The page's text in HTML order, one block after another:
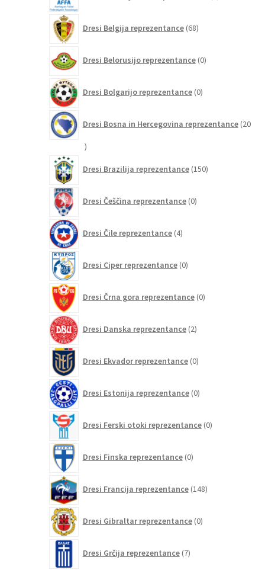
Dresi Belgija reprezentance 68izdelkov
Dresi Belorusijo reprezentance 0izdelkov
Dresi Bolgarijo reprezentance 0izdelkov
Dresi Bosna in Hercegovina reprezentance 20
20
Dresi Brazilija reprezentance 150izdelkov
Dresi Češčina reprezentance 0izdelkov
Dresi Čile reprezentance 4izdelki
Dresi Ciper reprezentance 0izdelkov
Dresi Črna gora reprezentance 0izdelkov
Dresi Danska reprezentance 2izdelka
Dresi Ekvador reprezentance 0izdelkov
Dresi Estonija reprezentance 0izdelkov
Dresi Ferski otoki reprezentance 0izdelkov
Dresi Finska reprezentance 0izdelkov
Dresi Francija reprezentance 148izdelkov
Dresi Gibraltar reprezentance 0izdelkov
Dresi Grčija reprezentance 7izdelkov